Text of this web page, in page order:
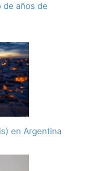
de años de
en Argentina